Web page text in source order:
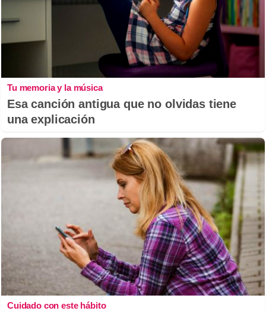
Tu memoria y la música
Esa canción antigua que no olvidas tiene
una explicación
Cuidado con este hábito